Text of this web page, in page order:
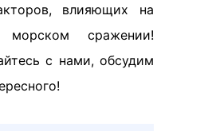
влияющих на
морском сражении!
с нами, обсудим